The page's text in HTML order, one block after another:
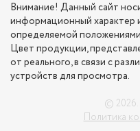
Внимание! Данный сайт
информационный характер
определяемой
Цвет продукции,
от реального, в связи с
устройств для просмотра.
© 2026.
Политика